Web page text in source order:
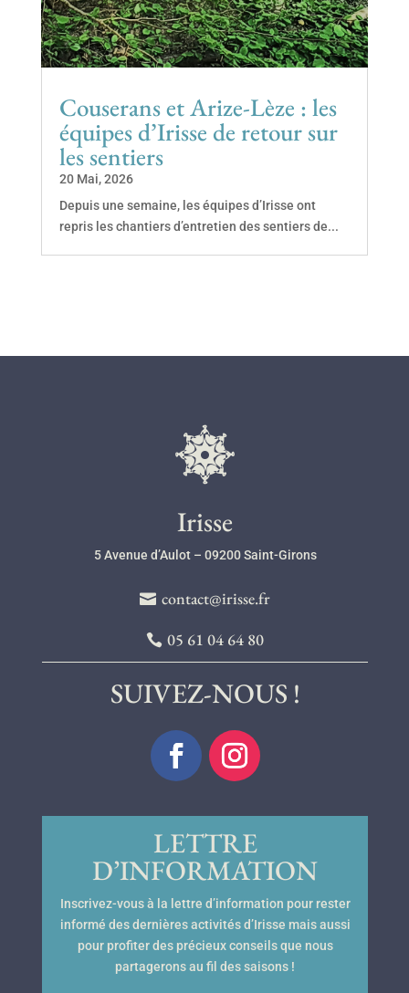
Couserans et Arize-Lèze : les
équipes d’Irisse de retour sur
les sentiers
20 Mai, 2026
Depuis une semaine, les équipes d’Irisse ont
repris les chantiers d’entretien des sentiers de...
l
Irisse
5 Avenue d’Aulot – 09200 Saint-Girons
contact@irisse.fr
05 61 04 64 80
SUIVEZ-NOUS !
LETTRE
D’INFORMATION
Inscrivez-vous à la lettre d’information pour rester
informé des dernières activités d’Irisse mais aussi
pour profiter des précieux conseils que nous
partagerons au fil des saisons !